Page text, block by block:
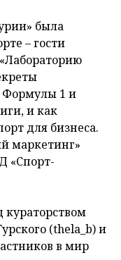
была
– гости
Формулы 1 и
и как
для бизнеса.
маркетинг»
«Спорт-
кураторством
(thela_b) и
в мир